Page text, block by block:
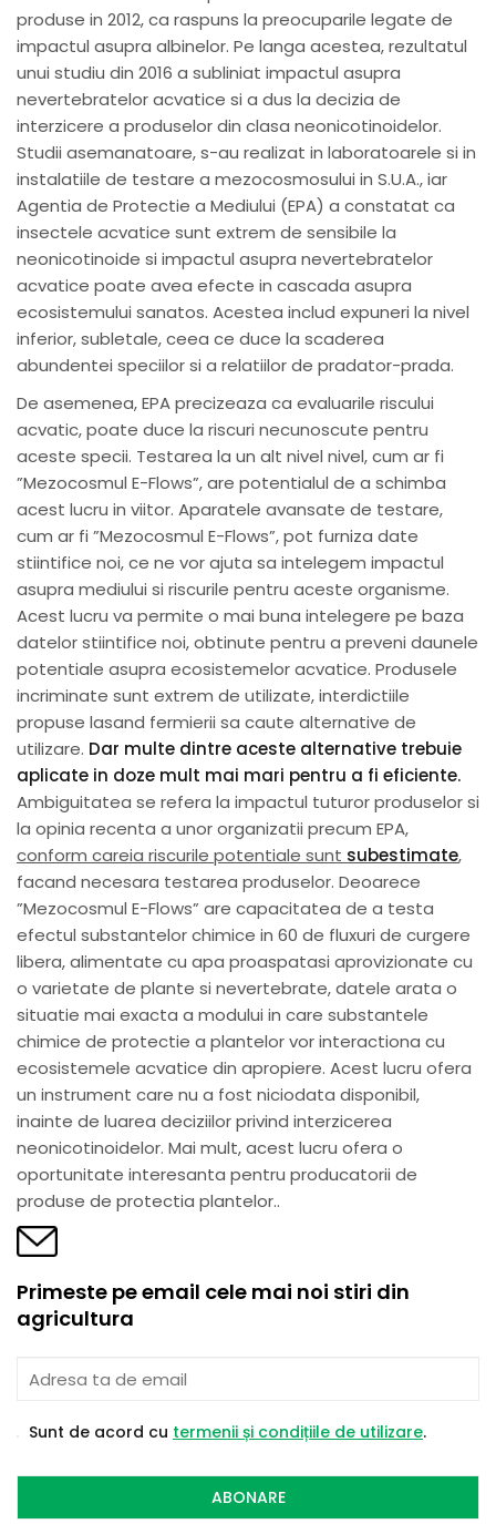
produse in 2012, ca raspuns la preocuparile legate de
impactul asupra albinelor. Pe langa acestea, rezultatul
unui studiu din 2016 a subliniat impactul asupra
nevertebratelor acvatice si a dus la decizia de
interzicere a produselor din clasa neonicotinoidelor.
Studii asemanatoare, s-au realizat in laboratoarele si in
instalatiile de testare a mezocosmosului in S.U.A., iar
Agentia de Protectie a Mediului (EPA) a constatat ca
insectele acvatice sunt extrem de sensibile la
neonicotinoide si impactul asupra nevertebratelor
acvatice poate avea efecte in cascada asupra
ecosistemului sanatos. Acestea includ expuneri la nivel
inferior, subletale, ceea ce duce la scaderea
abundentei speciilor si a relatiilor de pradator-prada.
De asemenea, EPA precizeaza ca evaluarile riscului
acvatic, poate duce la riscuri necunoscute pentru
aceste specii. Testarea la un alt nivel nivel, cum ar fi
”Mezocosmul E-Flows”, are potentialul de a schimba
acest lucru in viitor. Aparatele avansate de testare,
cum ar fi ”Mezocosmul E-Flows”, pot furniza date
stiintifice noi, ce ne vor ajuta sa intelegem impactul
asupra mediului si riscurile pentru aceste organisme.
Acest lucru va permite o mai buna intelegere pe baza
datelor stiintifice noi, obtinute pentru a preveni daunele
potentiale asupra ecosistemelor acvatice. Produsele
incriminate sunt extrem de utilizate, interdictiile
propuse lasand fermierii sa caute alternative de
utilizare. Dar multe dintre aceste alternative trebuie
aplicate in doze mult mai mari pentru a fi eficiente.
Ambiguitatea se refera la impactul tuturor produselor si
la opinia recenta a unor organizatii precum EPA,
conform careia riscurile potentiale sunt subestimate,
facand necesara testarea produselor. Deoarece
”Mezocosmul E-Flows” are capacitatea de a testa
efectul substantelor chimice in 60 de fluxuri de curgere
libera, alimentate cu apa proaspatasi aprovizionate cu
o varietate de plante si nevertebrate, datele arata o
situatie mai exacta a modului in care substantele
chimice de protectie a plantelor vor interactiona cu
ecosistemele acvatice din apropiere. Acest lucru ofera
un instrument care nu a fost niciodata disponibil,
inainte de luarea deciziilor privind interzicerea
neonicotinoidelor. Mai mult, acest lucru ofera o
oportunitate interesanta pentru producatorii de
produse de protectia plantelor..
Primeste pe email cele mai noi stiri din
agricultura
Sunt de acord cu termenii și condițiile de utilizare.
ABONARE